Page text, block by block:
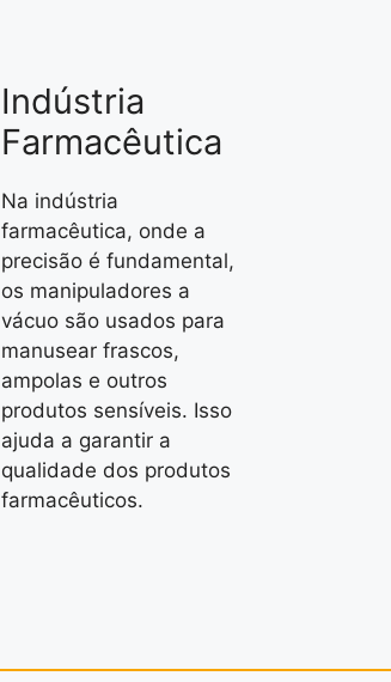
Indústria
Farmacêutica
Na indústria
farmacêutica, onde a
precisão é fundamental,
os manipuladores a
vácuo são usados para
manusear frascos,
ampolas e outros
produtos sensíveis. Isso
ajuda a garantir a
qualidade dos produtos
farmacêuticos.